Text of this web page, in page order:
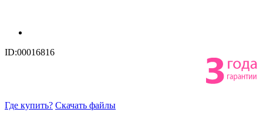
ID:00016816
Где купить? Скачать файлы